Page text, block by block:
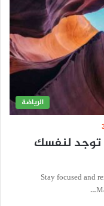
الرياضة
توجد لنفسك
Stay focused and